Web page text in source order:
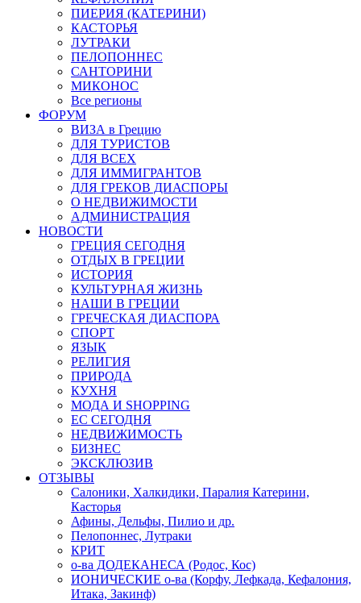
ПИЕРИЯ (КАТЕРИНИ)
КАСТОРЬЯ
ЛУТРАКИ
ПЕЛОПОННЕС
САНТОРИНИ
МИКОНОС
Все регионы
ФОРУМ
ВИЗА в Грецию
ДЛЯ ТУРИСТОВ
ДЛЯ ВСЕХ
ДЛЯ ИММИГРАНТОВ
ДЛЯ ГРЕКОВ ДИАСПОРЫ
О НЕДВИЖИМОСТИ
АДМИНИСТРАЦИЯ
НОВОСТИ
ГРЕЦИЯ СЕГОДНЯ
ОТДЫХ В ГРЕЦИИ
ИСТОРИЯ
КУЛЬТУРНАЯ ЖИЗНЬ
НАШИ В ГРЕЦИИ
ГРЕЧЕСКАЯ ДИАСПОРА
СПОРТ
ЯЗЫК
РЕЛИГИЯ
ПРИРОДА
КУХНЯ
МОДА И SHOPPING
ЕС СЕГОДНЯ
НЕДВИЖИМОСТЬ
БИЗНЕС
ЭКСКЛЮЗИВ
ОТЗЫВЫ
Салоники, Халкидики, Паралия Катерини,
Касторья
Афины, Дельфы, Пилио и др.
Пелопоннес, Лутраки
КРИТ
о-ва ДОДЕКАНЕСА (Родос, Кос)
ИОНИЧЕСКИЕ о-ва (Корфу, Лефкада, Кефалония,
Итака, Закинф)